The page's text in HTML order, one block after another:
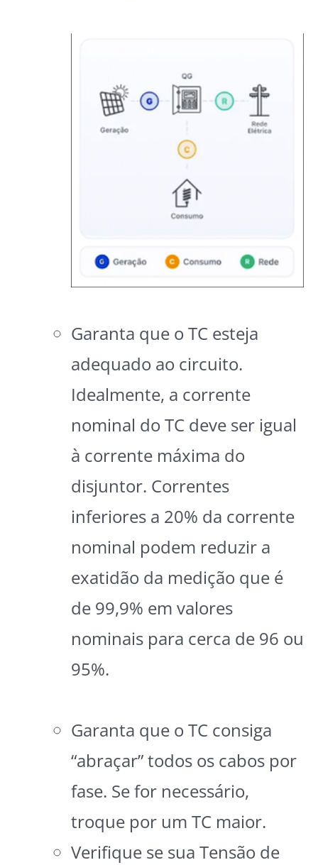
Garanta que o TC esteja
adequado ao circuito.
Idealmente, a corrente
nominal do TC deve ser igual
à corrente máxima do
disjuntor. Correntes
inferiores a 20% da corrente
nominal podem reduzir a
exatidão da medição que é
de 99,9% em valores
nominais para cerca de 96 ou
95%.
Garanta que o TC consiga
“abraçar” todos os cabos por
fase. Se for necessário,
troque por um TC maior.
Verifique se sua Tensão de